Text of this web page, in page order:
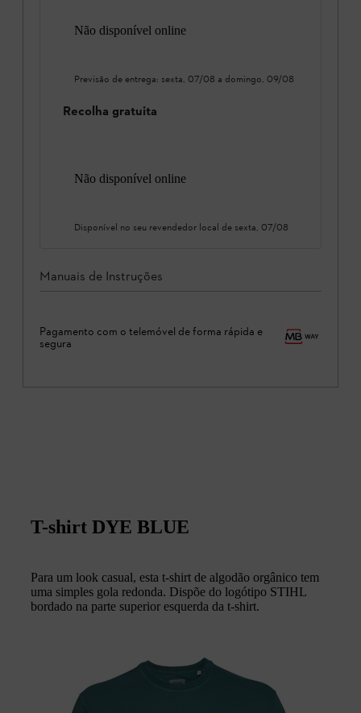
Não disponível online
Previsão de entrega: sexta, 07/08 a domingo, 09/08
Recolha gratuita
Não disponível online
Disponível no seu revendedor local de sexta, 07/08
Manuais de Instruções
Pagamento com o telemóvel de forma rápida e
segura
T-shirt DYE BLUE
Para um look casual, esta t-shirt de algodão orgânico tem
uma simples gola redonda. Dispõe do logótipo STIHL
bordado na parte superior esquerda da t-shirt.